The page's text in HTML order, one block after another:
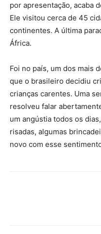
por apresentação, acaba
Ele visitou cerca de 45
continentes. A última
África.
Foi no país, um dos mais
que o brasileiro decidiu
crianças carentes. Uma
resolveu falar
um angústia todos os
risadas, algumas
novo com esse